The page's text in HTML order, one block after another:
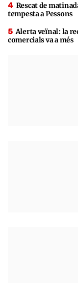
Rescat de
tempesta a Pessons
Alerta veïnal: la
comercials va a més